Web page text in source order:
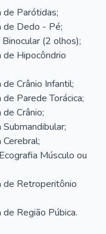
Parótidas;
de Dedo - Pé;
(2 olhos);
Hipocôndrio
Crânio Infantil;
Parede Torácica;
Crânio;
Músculo ou
de Retroperitônio
Região Púbica.